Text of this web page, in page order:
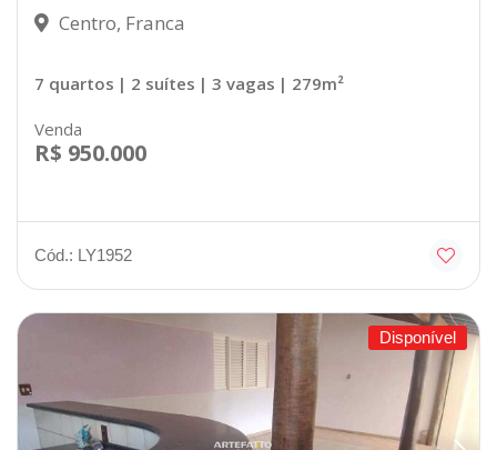
Centro, Franca
7 quartos | 2 suítes | 3 vagas | 279m²
Venda
R$ 950.000
Cód.: LY1952
Disponível